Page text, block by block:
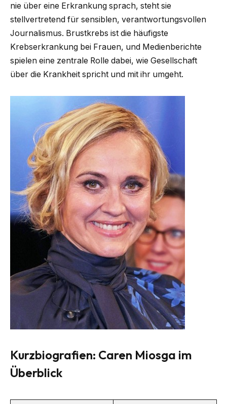
nie über eine Erkrankung sprach, steht sie
stellvertretend für sensiblen, verantwortungsvollen
Journalismus. Brustkrebs ist die häufigste
Krebserkrankung bei Frauen, und Medienberichte
spielen eine zentrale Rolle dabei, wie Gesellschaft
über die Krankheit spricht und mit ihr umgeht.
Kurzbiografien: Caren Miosga im
Überblick